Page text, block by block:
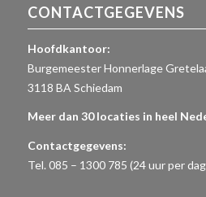
CONTACTGEGEVENS
Hoofdkantoor:
Burgemeester Honnerlage
3118 BA Schiedam
Meer dan 30 locaties in heel
Contactgegevens:
Tel. 085 – 1300 785 (24 uur per